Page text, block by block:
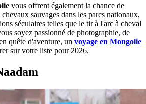
vous offrent également la chance de
sauvages dans les parcs nationaux,
séculaires telles que le tir à l'arc à cheval
soyez passionné de photographie, de
quête d'aventure, un voyage en Mongolie
sur votre liste pour 2026.